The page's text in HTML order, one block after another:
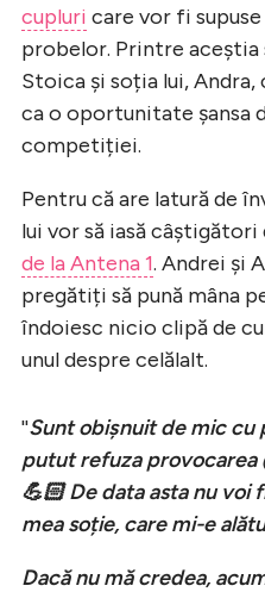
cupluri care vor fi
probelor. Printre aceștia
Stoica și soția lui, Andra,
ca o oportunitate șansa
competiției.
Pentru că are latură de
lui vor să iasă câștigători
de la Antena 1. Andrei și
pregătiți să pună mâna
îndoiesc nicio clipă de
unul despre celălalt.
''Sunt obișnuit de mic cu
putut refuza provocarea
💪🏻 De data asta nu voi
mea soție, care mi-e
Dacă nu mă credea,